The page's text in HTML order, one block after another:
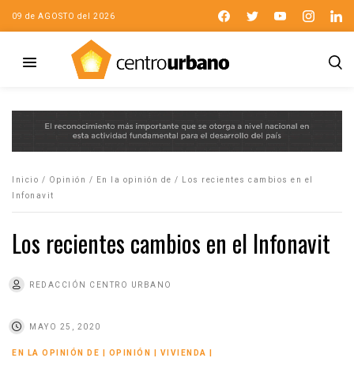
09 de AGOSTO del 2026
Inicio / Opinión / En la opinión de /
Los recientes cambios en el
Infonavit
Los recientes cambios en el Infonavit
REDACCIÓN CENTRO URBANO
MAYO 25, 2020
EN LA OPINIÓN DE OPINIÓN VIVIENDA